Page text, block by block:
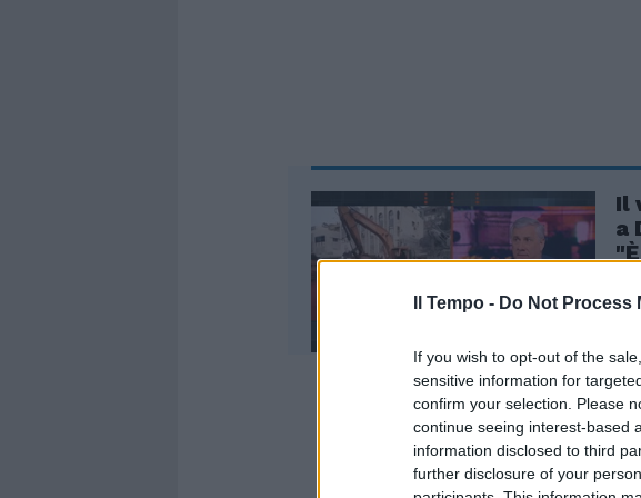
Il Tempo - Do Not Process
If you wish to opt-out of the
sensitive information for
confirm your selection. Please
continue seeing interest-based
information disclosed to third
further disclosure of your
Il
a